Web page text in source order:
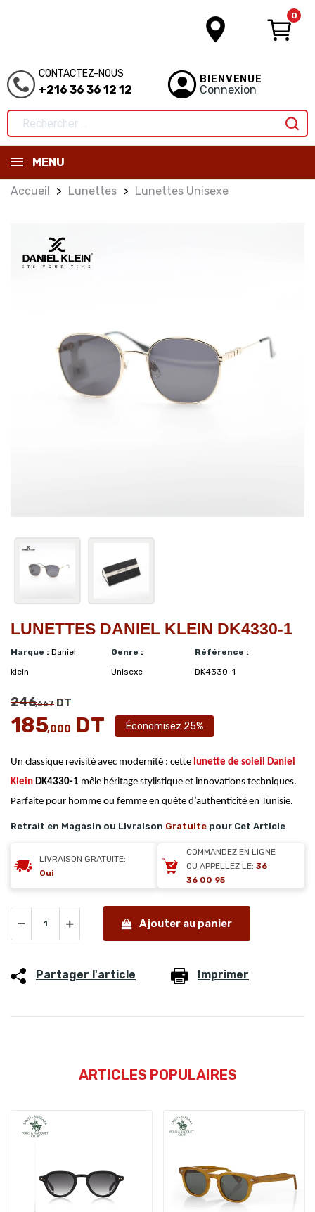
0
CONTACTEZ-NOUS
+216 36 36 12 12
BIENVENUE
Connexion
MENU
Accueil Lunettes Lunettes Unisexe
LUNETTES DANIEL KLEIN DK4330-1
Marque : Daniel
klein
Genre :
Unisexe
Référence :
DK4330-1
246,667DT
185,000 DT Économisez 25%
Un classique revisité avec modernité : cette lunette de soleil Daniel
Klein DK4330-1 mêle héritage stylistique et innovations techniques.
Parfaite pour homme ou femme en quête d’authenticité en Tunisie.
Retrait en Magasin ou Livraison Gratuite pour Cet Article
LIVRAISON GRATUITE:
Oui
COMMANDEZ EN LIGNE
OU APPELLEZ LE: 36
36 00 95
Ajouter au panier
Partager l'article Imprimer
ARTICLES POPULAIRES